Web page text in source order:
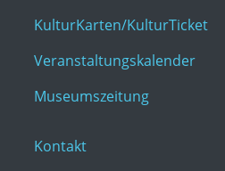
KulturKarten/KulturTicket
Veranstaltungskalender
Museumszeitung
Kontakt